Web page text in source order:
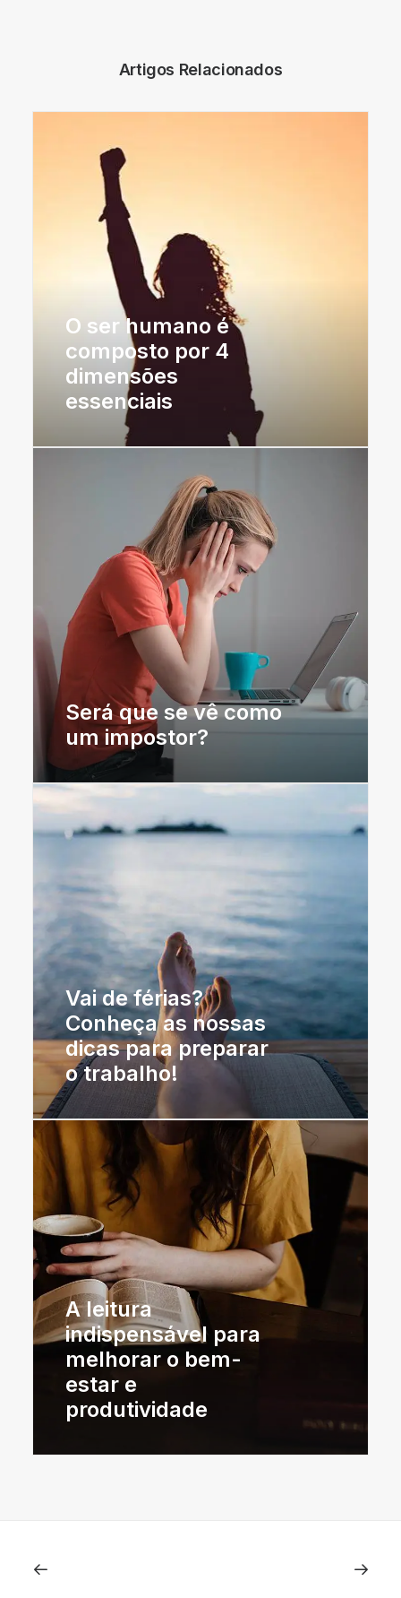
Artigos Relacionados
O ser humano é
composto por 4
dimensões
essenciais
Será que se vê como
um impostor?
Vai de férias?
Conheça as nossas
dicas para preparar
o trabalho!
A leitura
indispensável para
melhorar o bem-
estar e
produtividade